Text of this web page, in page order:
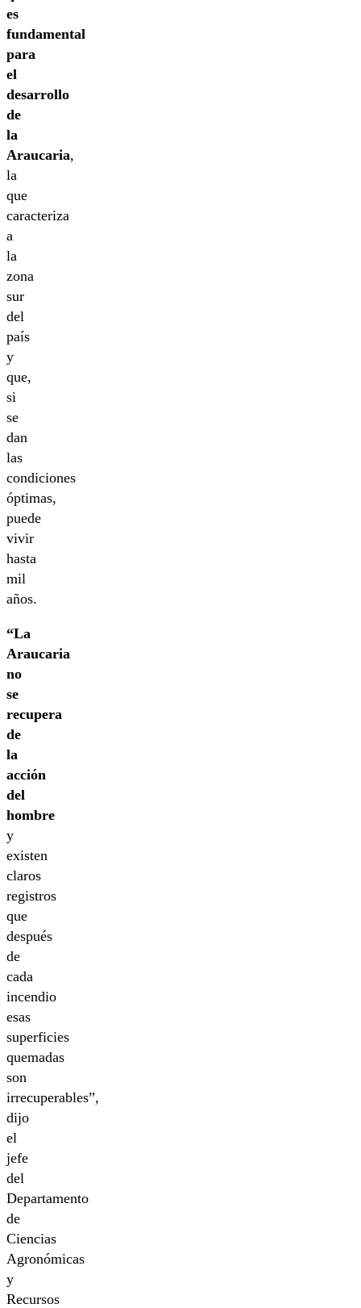
es
fundamental
para
el
desarrollo
de
la
Araucaria,
la
que
caracteriza
a
la
zona
sur
del
país
y
que,
si
se
dan
las
condiciones
óptimas,
puede
vivir
hasta
mil
años.
“La
Araucaria
no
se
recupera
de
la
acción
del
hombre
y
existen
claros
registros
que
después
de
cada
incendio
esas
superficies
quemadas
son
irrecuperables”,
dijo
el
jefe
del
Departamento
de
Ciencias
Agronómicas
y
Recursos